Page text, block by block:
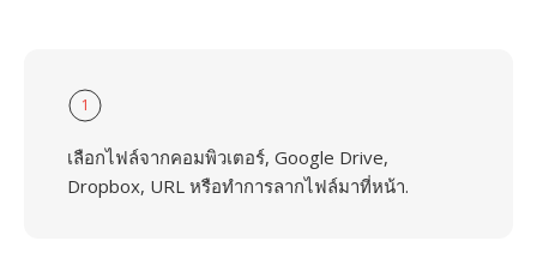
1
เลือกไฟล์จากคอมพิวเตอร์, Google Drive,
Dropbox, URL หรือทำการลากไฟล์มาที่หน้า.